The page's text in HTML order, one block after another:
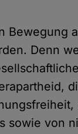
Bewegung
Denn
sowie von